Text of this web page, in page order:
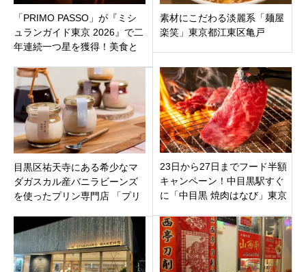
「PRIMO PASSO」が『ミシ
ュランガイド東京 2026』で二
年連続一つ星を獲得！美食と
町の注目店
素材にこだわる淡麗系「麺屋
楽笑」東京都江東区亀戸
目黒区祐天寺にある希少なマ
ダガスカル産バニラビーンズ
を使ったプリン専門店 「プリ
プリンが人気
23日から27日までフード半額
キャンペーン！中目黒駅すぐ
に「中目黒 焼肉はなび」東京